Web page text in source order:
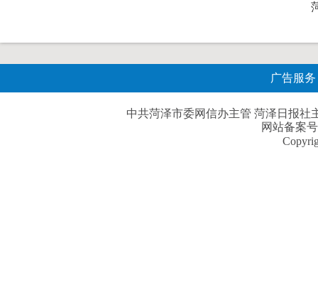
广告服务
中共菏泽市委网信办主管 菏泽日报社
网站备案